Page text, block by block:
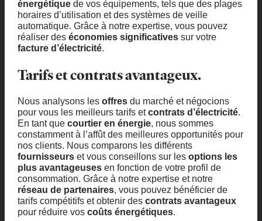
énergétiquede vos équipements, tels que des plages
horaires d’utilisation et des systèmes de veille
automatique. Grâce à notre expertise, vous pouvez
réaliser des économies significativessur votre
facture d’électricité.
Tarifs et contrats avantageux.
Nous analysons les offresdu marché et négocions
pour vous les meilleurs tarifs etcontrats d’électricité.
En tant que courtier en énergie, nous sommes
constamment à l’affût des meilleures opportunités pour
nos clients. Nous comparons les différents
fournisseurset vous conseillons sur les options les
plus avantageusesen fonction de votre profil de
consommation. Grâce à notre expertise et notre
réseau de partenaires, vous pouvez bénéficier de
tarifs compétitifs et obtenir des contrats avantageux
pour réduire vos coûts énergétiques.